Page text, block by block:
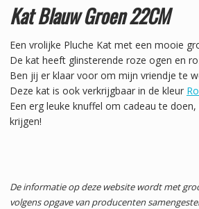
Kat Blauw Groen 22CM
Een vrolijke Pluche Kat met een mooie
De kat heeft glinsterende roze ogen en
Ben jij er klaar voor om mijn vriendje te
Deze kat is ook verkrijgbaar in de kleur
Een erg leuke knuffel om cadeau te
krijgen!
De informatie op deze website wordt met
volgens opgave van producenten